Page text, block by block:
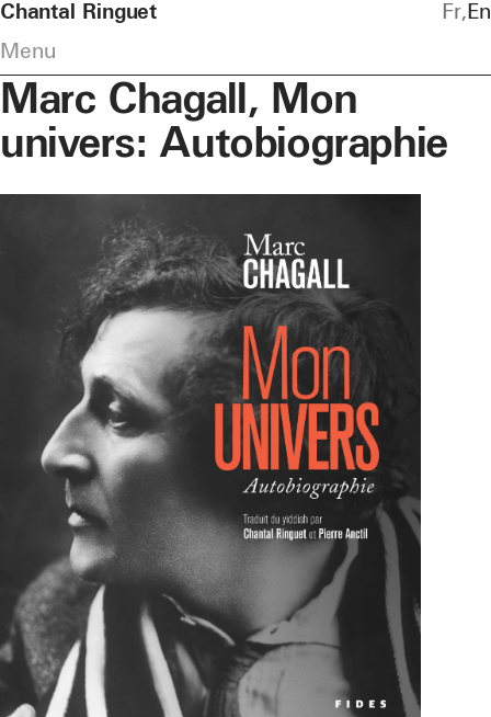
Chantal Ringuet
Menu
Fr En
Marc Chagall, Mon
univers: Autobiographie